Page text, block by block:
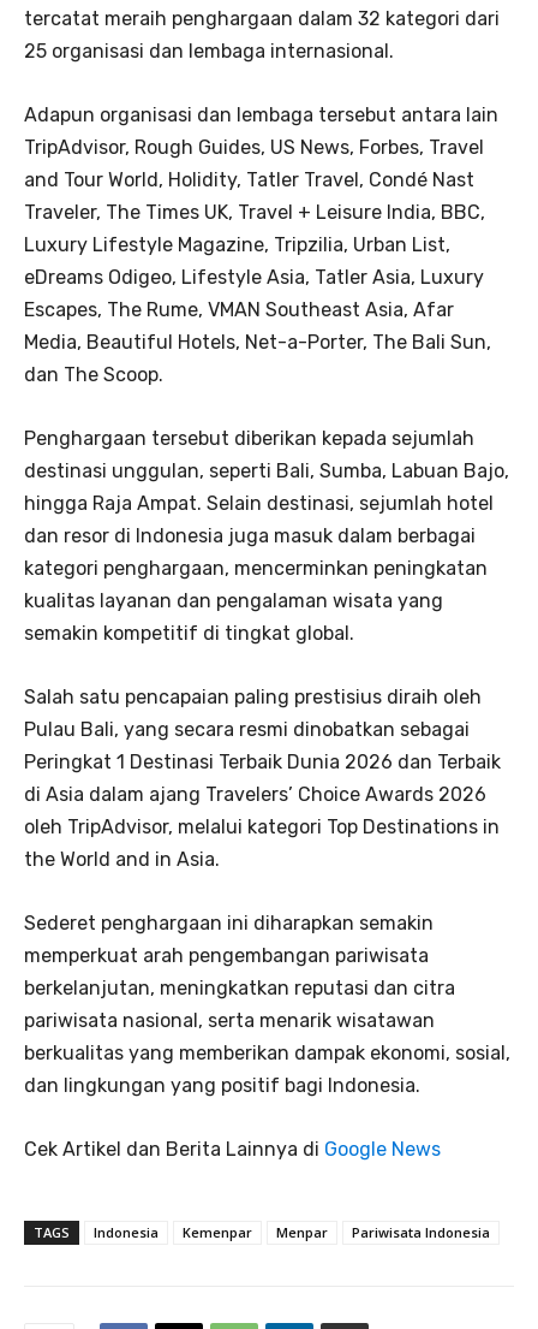
tercatat meraih penghargaan dalam 32 kategori dari
25 organisasi dan lembaga internasional.
Adapun organisasi dan lembaga tersebut antara lain
TripAdvisor, Rough Guides, US News, Forbes, Travel
and Tour World, Holidity, Tatler Travel, Condé Nast
Traveler, The Times UK, Travel + Leisure India, BBC,
Luxury Lifestyle Magazine, Tripzilia, Urban List,
eDreams Odigeo, Lifestyle Asia, Tatler Asia, Luxury
Escapes, The Rume, VMAN Southeast Asia, Afar
Media, Beautiful Hotels, Net-a-Porter, The Bali Sun,
dan The Scoop.
Penghargaan tersebut diberikan kepada sejumlah
destinasi unggulan, seperti Bali, Sumba, Labuan Bajo,
hingga Raja Ampat. Selain destinasi, sejumlah hotel
dan resor di Indonesia juga masuk dalam berbagai
kategori penghargaan, mencerminkan peningkatan
kualitas layanan dan pengalaman wisata yang
semakin kompetitif di tingkat global.
Salah satu pencapaian paling prestisius diraih oleh
Pulau Bali, yang secara resmi dinobatkan sebagai
Peringkat 1 Destinasi Terbaik Dunia 2026 dan Terbaik
di Asia dalam ajang Travelers’ Choice Awards 2026
oleh TripAdvisor, melalui kategori Top Destinations in
the World and in Asia.
Sederet penghargaan ini diharapkan semakin
memperkuat arah pengembangan pariwisata
berkelanjutan, meningkatkan reputasi dan citra
pariwisata nasional, serta menarik wisatawan
berkualitas yang memberikan dampak ekonomi, sosial,
dan lingkungan yang positif bagi Indonesia.
Cek Artikel dan Berita Lainnya di Google News
TAGS Indonesia Kemenpar Menpar Pariwisata Indonesia